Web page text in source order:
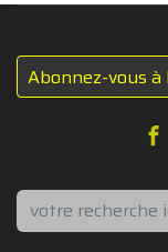
Abonnez-vous
Rechercher